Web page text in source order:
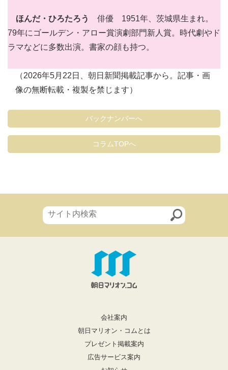
ほんだ・ひろたろう
俳優 1951年、茨城県生まれ。
79年にゴールデン・アロー賞演劇部門新人賞。時代劇やド
ラマなどに多数出演。書家の顔も持つ。
（2026年5月22日、朝日新聞掲載記事から。記事・画
像の無断転載・複製を禁じます）
バックナンバーへ
コラムTOPへ
会社案内
朝日マリオン・コムとは
プレゼント掲載案内
広告サービス案内